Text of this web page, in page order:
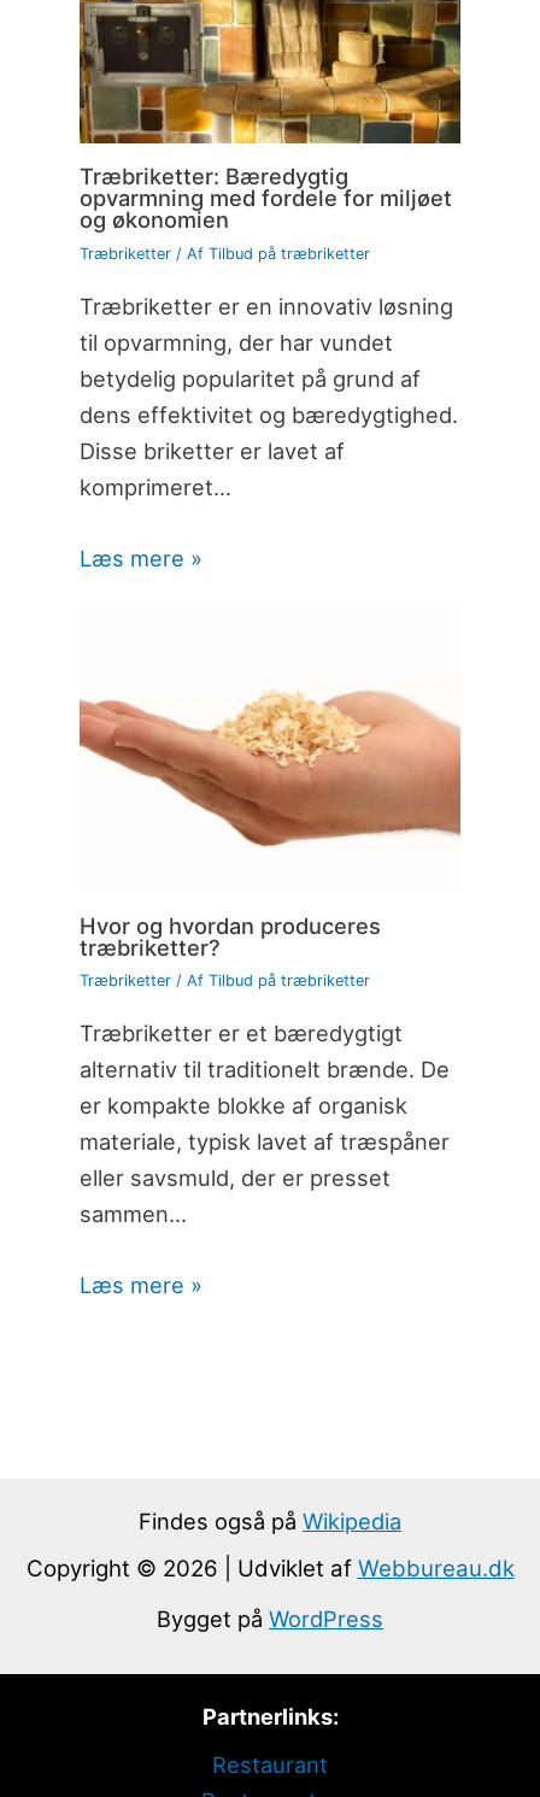
Træbriketter: Bæredygtig
opvarmning med fordele for miljøet
og økonomien
Træbriketter/ Af Tilbud på træbriketter
Træbriketter er en innovativ løsning
til opvarmning, der har vundet
betydelig popularitet på grund af
dens effektivitet og bæredygtighed.
Disse briketter er lavet af
komprimeret…
Læs mere »
Hvor og hvordan produceres
træbriketter?
Træbriketter/ Af Tilbud på træbriketter
Træbriketter er et bæredygtigt
alternativ til traditionelt brænde. De
er kompakte blokke af organisk
materiale, typisk lavet af træspåner
eller savsmuld, der er presset
sammen…
Læs mere »
Findes også på Wikipedia
Copyright © 2026 | Udviklet af Webbureau.dk
Bygget på WordPress
Partnerlinks:
Restaurant